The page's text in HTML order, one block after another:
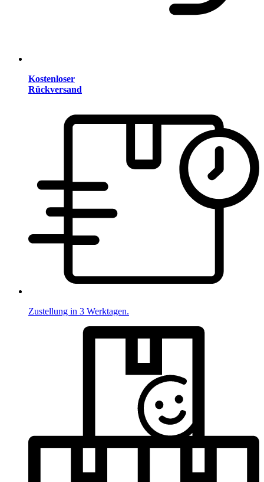
Kostenloser
Rückversand
Zustellung in 3 Werktagen.